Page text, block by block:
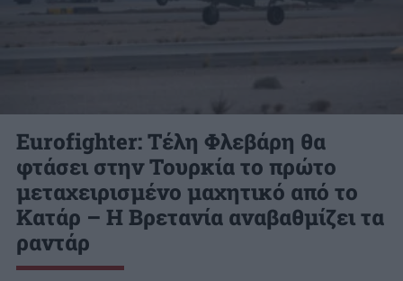
Eurofighter: Τέλη Φλεβάρη θα
φτάσει στην Τουρκία το πρώτο
μεταχειρισμένο μαχητικό από το
Κατάρ – Η Βρετανία αναβαθμίζει τα
ραντάρ